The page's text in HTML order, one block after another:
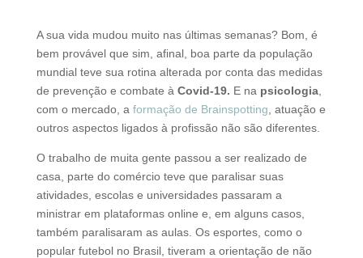
A sua vida mudou muito nas últimas semanas? Bom, é
bem provável que sim, afinal, boa parte da população
mundial teve sua rotina alterada por conta das medidas
de prevenção e combate à Covid-19. E na psicologia,
com o mercado, a formação de Brainspotting , atuação e
outros aspectos ligados à profissão não são diferentes.
O trabalho de muita gente passou a ser realizado de
casa, parte do comércio teve que paralisar suas
atividades, escolas e universidades passaram a
ministrar em plataformas online e, em alguns casos,
também paralisaram as aulas. Os esportes, como o
popular futebol no Brasil, tiveram a orientação de não